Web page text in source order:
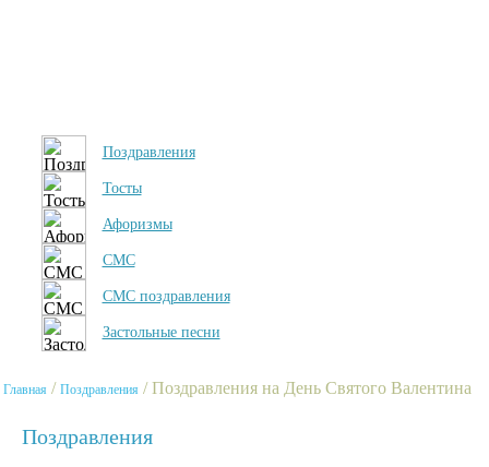
Поздравления
Тосты
Афоризмы
СМС
СМС поздравления
Застольные песни
Главная / Поздравления / Поздравления на День Святого Валентина
Поздравления